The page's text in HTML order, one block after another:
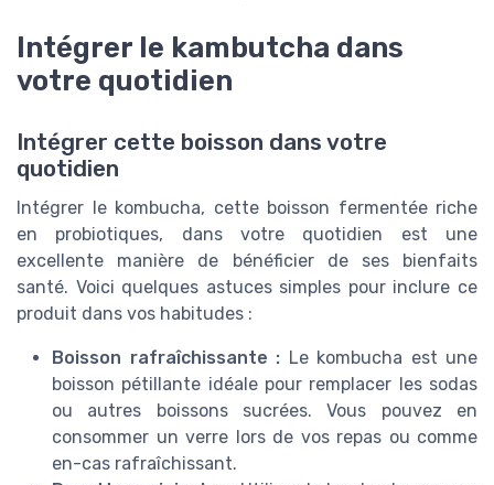
Intégrer le kambutcha dans
votre quotidien
Intégrer cette boisson dans votre
quotidien
Intégrer le kombucha, cette boisson fermentée riche
en probiotiques, dans votre quotidien est une
excellente manière de bénéficier de ses bienfaits
santé. Voici quelques astuces simples pour inclure ce
produit dans vos habitudes :
Boisson rafraîchissante : Le kombucha est une
boisson pétillante idéale pour remplacer les sodas
ou autres boissons sucrées. Vous pouvez en
consommer un verre lors de vos repas ou comme
en-cas rafraîchissant.